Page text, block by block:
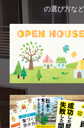
の選び方な